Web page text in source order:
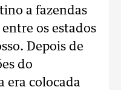
a fazendas
os estados
Depois de
do
era colocada